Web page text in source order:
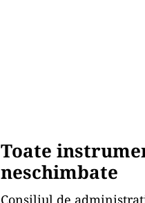
Toate
neschimbate
Consiliul de